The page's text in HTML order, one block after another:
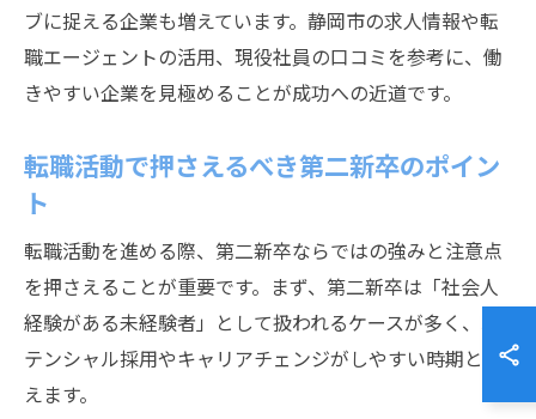
ブに捉える企業も増えています。静岡市の求人情報や転
職エージェントの活用、現役社員の口コミを参考に、働
きやすい企業を見極めることが成功への近道です。
転職活動で押さえるべき第二新卒のポイン
ト
転職活動を進める際、第二新卒ならではの強みと注意点
を押さえることが重要です。まず、第二新卒は「社会人
経験がある未経験者」として扱われるケースが多く、ポ
テンシャル採用やキャリアチェンジがしやすい時期と言
えます。